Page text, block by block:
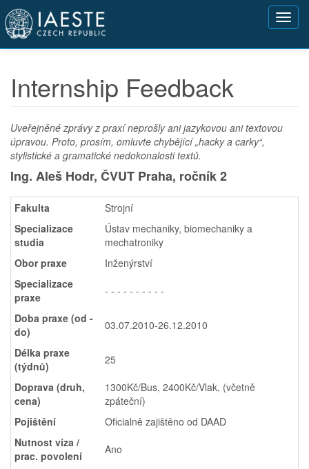
Přejít
hlavnímu
obsahu
Internship Feedback
Uveřejněné zprávy z praxí neprošly ani jazykovou ani textovou
úpravou. Proto, prosím, omluvte chybějící „hacky a carky“,
stylistické a gramatické nedokonalosti textů.
Ing. Aleš Hodr, ČVUT Praha, ročník 2
Fakulta
Strojní
Specializace
studia
Ústav mechaniky, biomechaniky a
mechatroniky
Obor praxe
Inženýrství
Specializace
praxe
- - - - - - - - - -
Doba praxe (od -
do)
03.07.2010-26.12.2010
Délka praxe
(týdnů)
25
Doprava (druh,
cena)
1300Kč/Bus, 2400Kč/Vlak, (včetně
zpáteční)
Pojištění
Oficialně zajištěno od DAAD
Nutnost víza /
prac. povolení
Ano